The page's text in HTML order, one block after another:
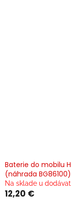
Baterie do mobilu
(náhrada BG86100)
Na sklade u
12,20 €